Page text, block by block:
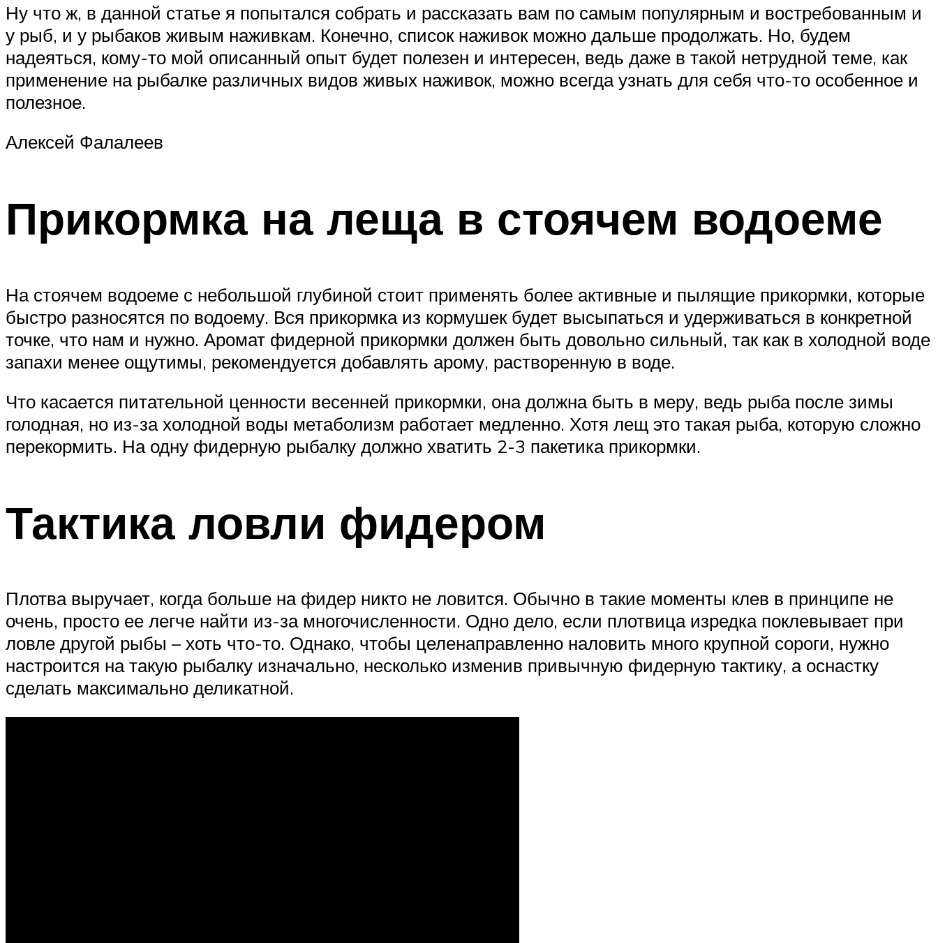
Ну что ж, в данной статье я попытался собрать и рассказать вам по самым популярным и востребованным и
у рыб, и у рыбаков живым наживкам. Конечно, список наживок можно дальше продолжать. Но, будем
надеяться, кому-то мой описанный опыт будет полезен и интересен, ведь даже в такой нетрудной теме, как
применение на рыбалке различных видов живых наживок, можно всегда узнать для себя что-то особенное и
полезное.
Алексей Фалалеев
Прикормка на леща в стоячем водоеме
На стоячем водоеме с небольшой глубиной стоит применять более активные и пылящие прикормки, которые
быстро разносятся по водоему. Вся прикормка из кормушек будет высыпаться и удерживаться в конкретной
точке, что нам и нужно. Аромат фидерной прикормки должен быть довольно сильный, так как в холодной воде
запахи менее ощутимы, рекомендуется добавлять арому, растворенную в воде.
Что касается питательной ценности весенней прикормки, она должна быть в меру, ведь рыба после зимы
голодная, но из-за холодной воды метаболизм работает медленно. Хотя лещ это такая рыба, которую сложно
перекормить. На одну фидерную рыбалку должно хватить 2-3 пакетика прикормки.
Тактика ловли фидером
Плотва выручает, когда больше на фидер никто не ловится. Обычно в такие моменты клев в принципе не
очень, просто ее легче найти из-за многочисленности. Одно дело, если плотвица изредка поклевывает при
ловле другой рыбы – хоть что-то. Однако, чтобы целенаправленно наловить много крупной сороги, нужно
настроится на такую рыбалку изначально, несколько изменив привычную фидерную тактику, а оснастку
сделать максимально деликатной.